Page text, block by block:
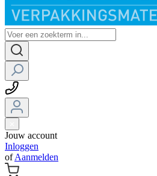
Jouw account
Inloggen
ofAanmelden